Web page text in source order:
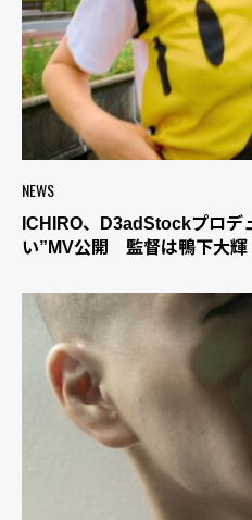
NEWS
ICHIRO、D3adStockプロデ
い”MV公開 監督は鴨下大輝